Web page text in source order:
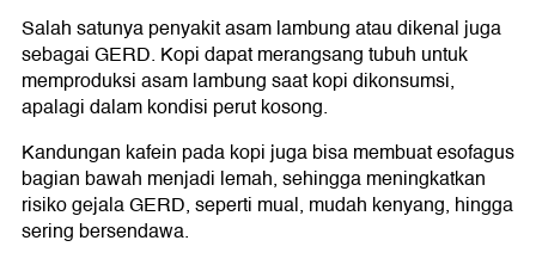
Salah satunya penyakit asam lambung atau dikenal juga
sebagai GERD. Kopi dapat merangsang tubuh untuk
memproduksi asam lambung saat kopi dikonsumsi,
apalagi dalam kondisi perut kosong.
Kandungan kafein pada kopi juga bisa membuat esofagus
bagian bawah menjadi lemah, sehingga meningkatkan
risiko gejala GERD, seperti mual, mudah kenyang, hingga
sering bersendawa.